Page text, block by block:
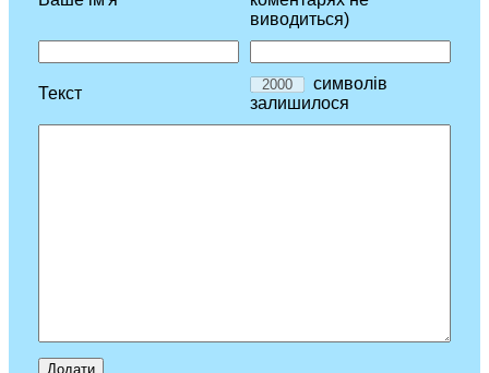
виводиться)
Текст
символів
залишилося